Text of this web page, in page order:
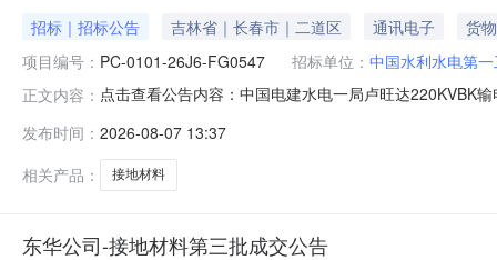
招标｜招标公告 吉林省｜长春市｜二道区 通讯电子
货物
项目编号： PC-0101-26J6-FG0547 招标单位： 中国水利水电第
正文内容： 点击查看公告内容：中国电建水电一局卢旺达220KVBK
发布时间： 2026-08-07 13:37
相关产品：
接地材料
东华公司-接地材料第三批成交公告